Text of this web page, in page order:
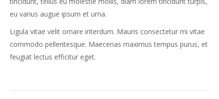
eu varius augue ipsum et urna.
Ligula vitae velit ornare interdum. Mauris consectetur mi vitae
commodo pellentesque. Maecenas maximus tempus purus, et
feugiat lectus efficitur eget.